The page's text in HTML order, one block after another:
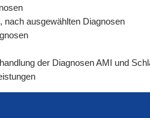
nach ausgewählten Diagnosen
der Diagnosen AMI und